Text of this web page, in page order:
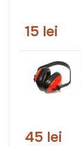
15 lei
45 lei